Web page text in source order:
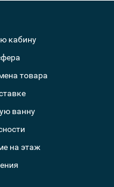
кабину
товара
ванну
на этаж